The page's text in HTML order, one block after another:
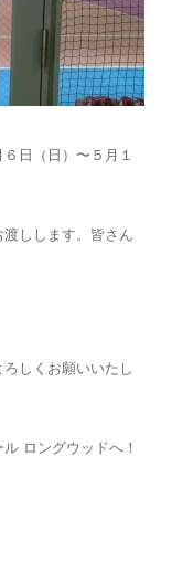
日（日）〜５月１
しします。皆さん
しくお願いいたし
ロングウッドへ！